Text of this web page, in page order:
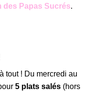
des Papas Sucrés.
tout ! Du mercredi au
5 plats salés (hors